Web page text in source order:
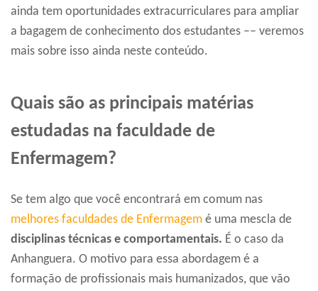
ainda tem oportunidades extracurriculares para ampliar
a bagagem de conhecimento dos estudantes –– veremos
mais sobre isso ainda neste conteúdo.
Quais são as principais matérias
estudadas na faculdade de
Enfermagem?
Se tem algo que você encontrará em comum nas
melhores faculdades de Enfermagem é uma mescla de
disciplinas técnicas e comportamentais. É o caso da
Anhanguera. O motivo para essa abordagem é a
formação de profissionais mais humanizados, que vão